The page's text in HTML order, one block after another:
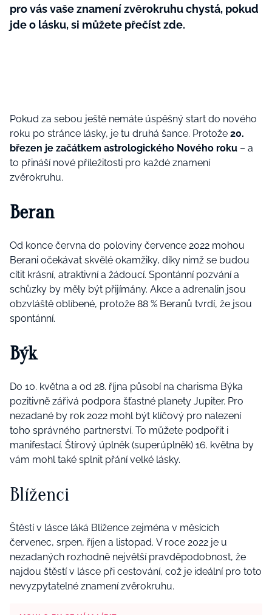
pro vás vaše znamení zvěrokruhu chystá, pokud
jde o lásku, si můžete přečíst zde.
Pokud za sebou ještě nemáte úspěšný start do nového
roku po stránce lásky, je tu druhá šance. Protože 20.
březen je začátkem astrologického Nového roku – a
to přináší nové příležitosti pro každé znamení
zvěrokruhu.
Beran
Od konce června do poloviny července 2022 mohou
Berani očekávat skvělé okamžiky, díky nimž se budou
cítit krásní, atraktivní a žádoucí. Spontánní pozvání a
schůzky by měly být přijímány. Akce a adrenalin jsou
obzvláště oblíbené, protože 88 % Beranů tvrdí, že jsou
spontánní.
Býk
Do 10. května a od 28. října působí na charisma Býka
pozitivně zářivá podpora šťastné planety Jupiter. Pro
nezadané by rok 2022 mohl být klíčový pro nalezení
toho správného partnerství. To můžete podpořit i
manifestací. Štírový úplněk (superúplněk) 16. května by
vám mohl také splnit přání velké lásky.
Blíženci
Štěstí v lásce láká Blížence zejména v měsících
červenec, srpen, říjen a listopad. V roce 2022 je u
nezadaných rozhodně největší pravděpodobnost, že
najdou štěstí v lásce při cestování, což je ideální pro toto
nevyzpytatelné znamení zvěrokruhu.